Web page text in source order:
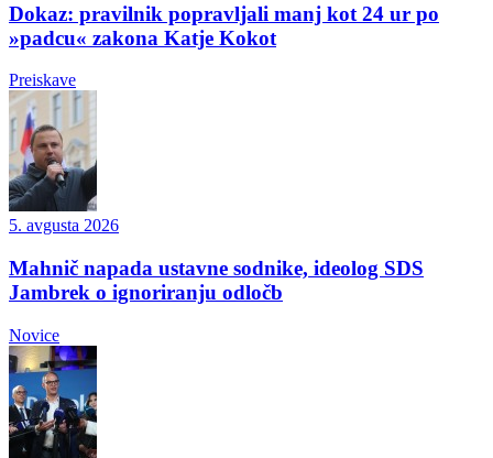
Dokaz: pravilnik popravljali manj kot 24 ur po
»padcu« zakona Katje Kokot
Preiskave
5. avgusta 2026
Mahnič napada ustavne sodnike, ideolog SDS
Jambrek o ignoriranju odločb
Novice